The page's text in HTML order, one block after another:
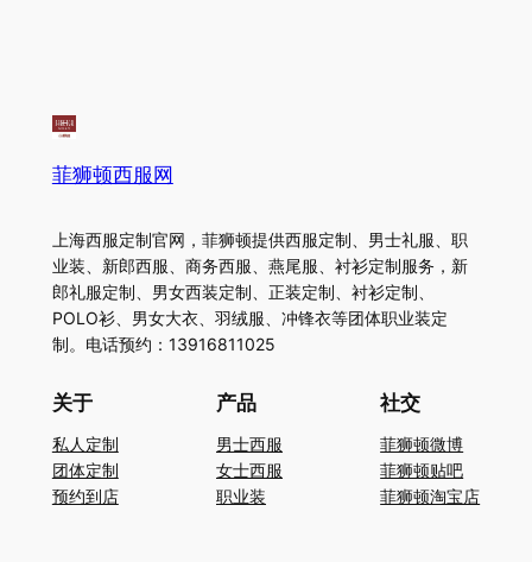
菲狮顿西服网
上海西服定制官网，菲狮顿提供西服定制、男士礼服、职
业装、新郎西服、商务西服、燕尾服、衬衫定制服务，新
郎礼服定制、男女西装定制、正装定制、衬衫定制、
POLO衫、男女大衣、羽绒服、冲锋衣等团体职业装定
制。电话预约：13916811025
关于
私人定制
团体定制
预约到店
产品
男士西服
女士西服
职业装
社交
菲狮顿微博
菲狮顿贴吧
菲狮顿淘宝店